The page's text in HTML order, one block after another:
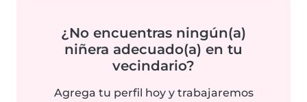
¿No encuentras ningún(a)
niñera adecuado(a) en tu
vecindario?
Agrega tu perfil hoy y trabajaremos